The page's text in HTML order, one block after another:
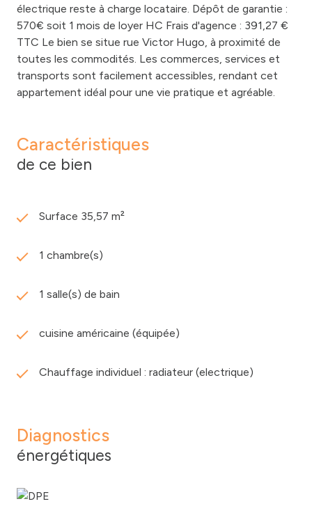
électrique reste à charge locataire. Dépôt de garantie :
570€ soit 1 mois de loyer HC Frais d'agence : 391,27 €
TTC Le bien se situe rue Victor Hugo, à proximité de
toutes les commodités. Les commerces, services et
transports sont facilement accessibles, rendant cet
appartement idéal pour une vie pratique et agréable.
Caractéristiques
de ce bien
Surface 35,57 m²
1 chambre(s)
1 salle(s) de bain
cuisine américaine (équipée)
Chauffage individuel : radiateur (electrique)
Diagnostics
énergétiques